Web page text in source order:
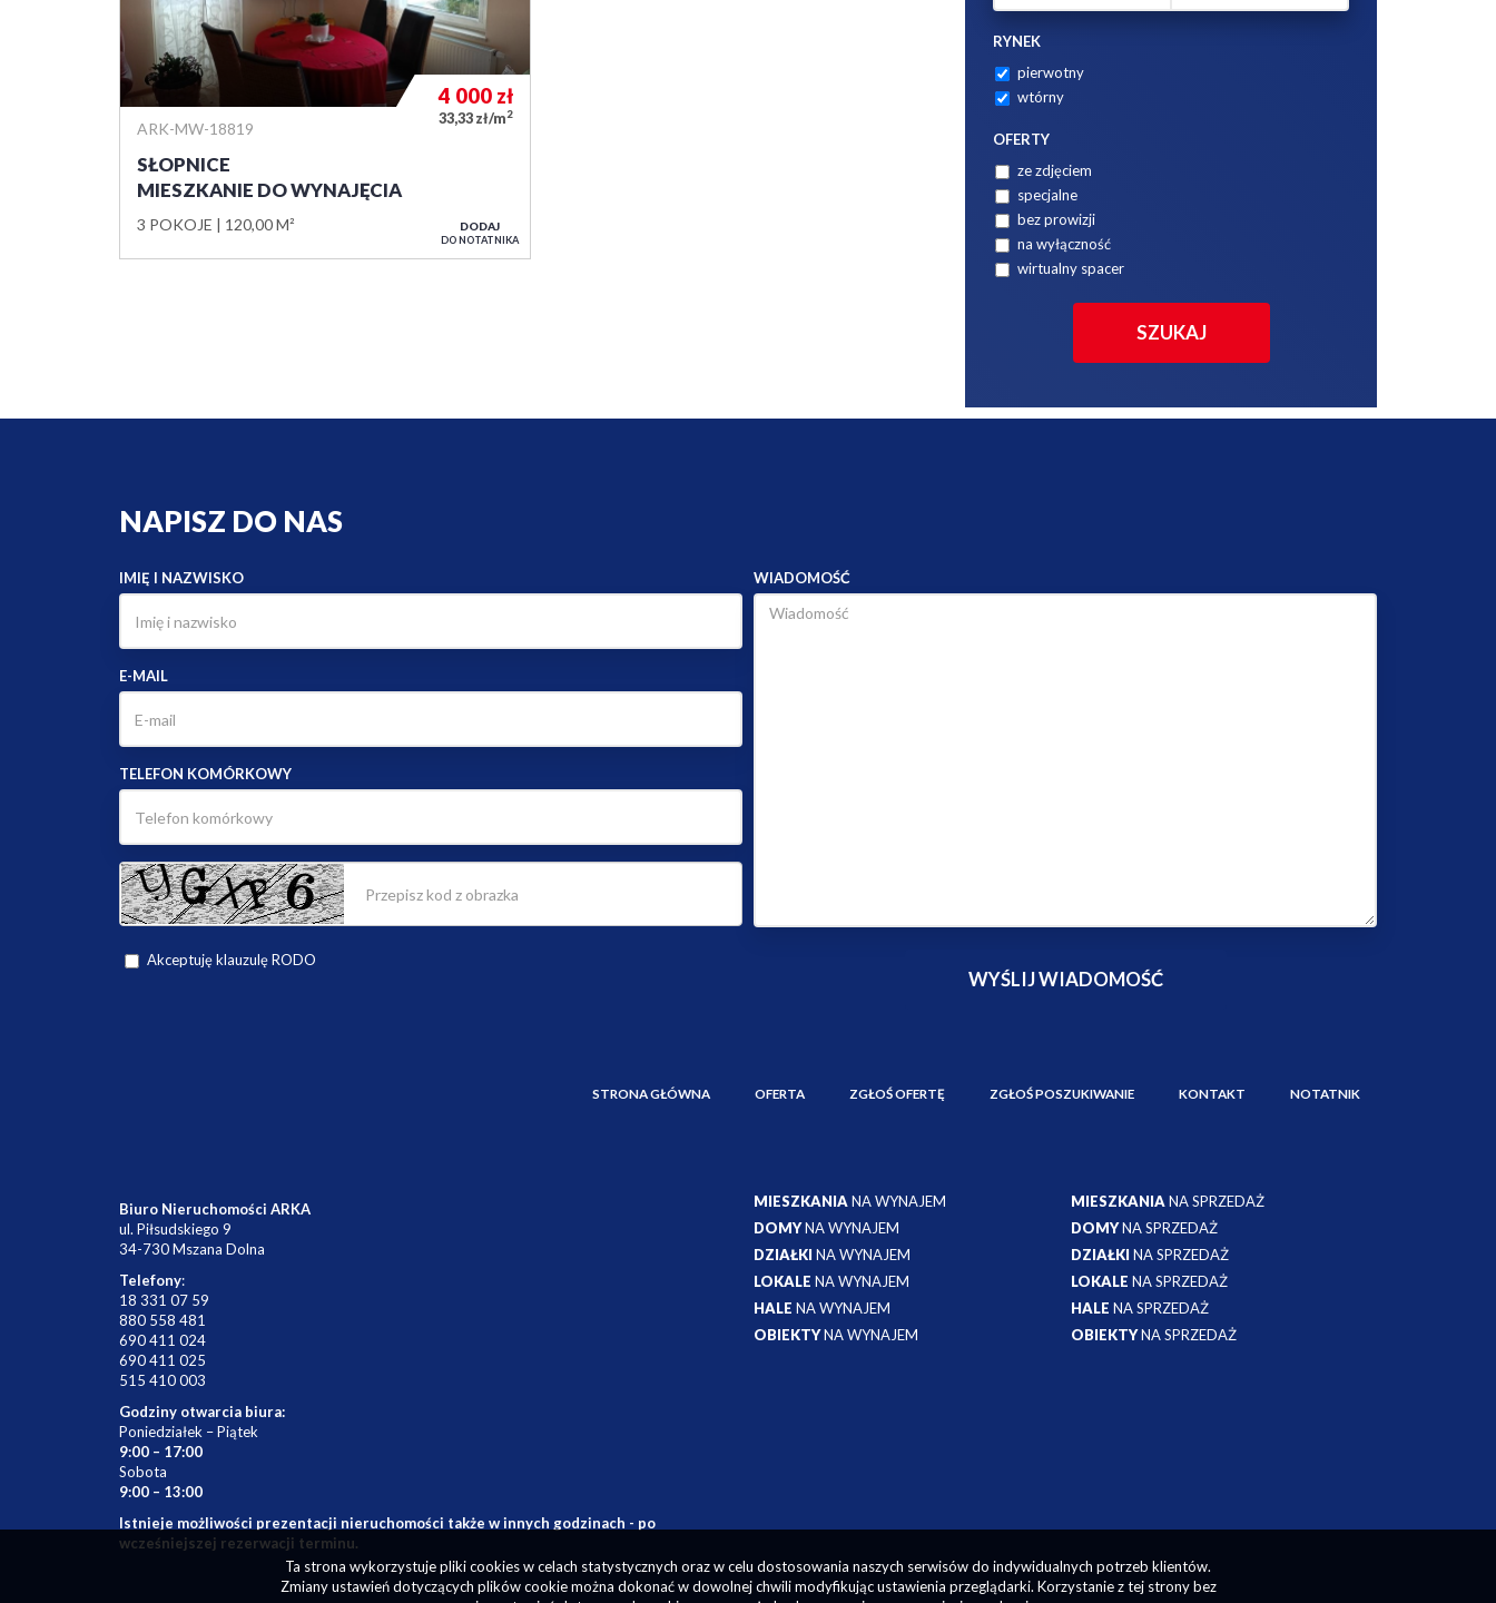
RYNEK
pierwotny
wtórny
OFERTY
ze zdjęciem
specjalne
bez prowizji
na wyłączność
wirtualny spacer
ARK-MW-18819
SŁOPNICE
MIESZKANIE DO WYNAJĘCIA
3 POKOJE 120,00 M²
4 000 zł
33,33 zł/m2
DODAJ
DO NOTATNIKA
NAPISZ DO NAS
IMIĘ I NAZWISKO
E-MAIL
TELEFON KOMÓRKOWY
Akceptuję klauzulę RODO
WIADOMOŚĆ
STRONA GŁÓWNA OFERTA ZGŁOŚ OFERTĘ ZGŁOŚ POSZUKIWANIE KONTAKT NOTATNIK
Biuro Nieruchomości ARKA
ul. Piłsudskiego 9
34-730 Mszana Dolna
Telefony:
18 331 07 59
880 558 481
690 411 024
690 411 025
515 410 003
Godziny otwarcia biura:
Poniedziałek – Piątek
9:00 – 17:00
Sobota
9:00 – 13:00
Istnieje możliwości prezentacji nieruchomości także w innych godzinach - po
wcześniejszej rezerwacji terminu.
MIESZKANIA NA WYNAJEM
DOMYNA WYNAJEM
DZIAŁKI NA WYNAJEM
LOKALE NA WYNAJEM
HALE NA WYNAJEM
OBIEKTYNA WYNAJEM
MIESZKANIA NA SPRZEDAŻ
DOMYNA SPRZEDAŻ
DZIAŁKI NA SPRZEDAŻ
LOKALE NA SPRZEDAŻ
HALE NA SPRZEDAŻ
OBIEKTYNA SPRZEDAŻ
Ta strona wykorzystuje pliki cookies w celach statystycznych oraz w celu dostosowania naszych serwisów do indywidualnych potrzeb klientów.
Zmiany ustawień dotyczących plików cookie można dokonać w dowolnej chwili modyfikując ustawienia przeglądarki. Korzystanie z tej strony bez